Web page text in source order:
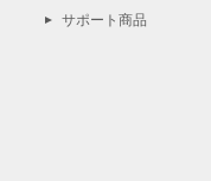
サポート商品